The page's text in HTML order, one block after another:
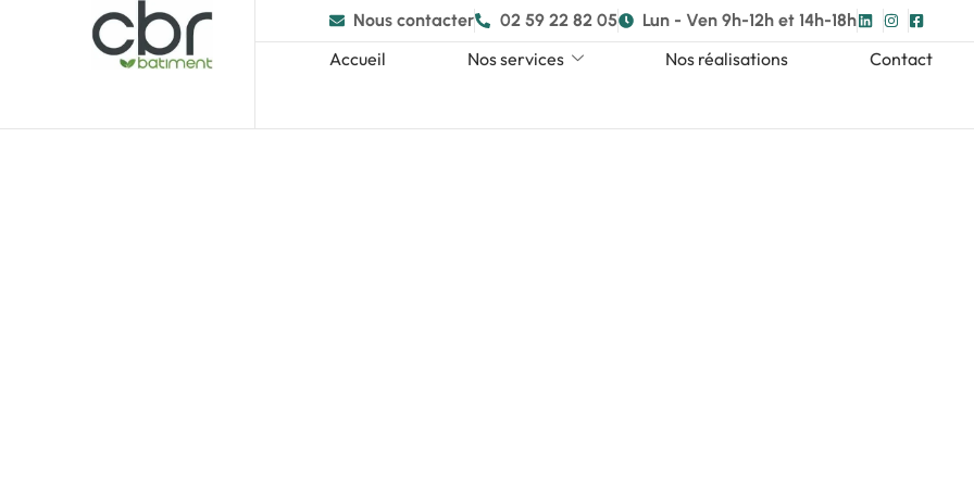
Nous contacter 02 59 22 82 05 Lun - Ven 9h-12h et 14h-18h
Accueil Nos services Nos réalisations Contact